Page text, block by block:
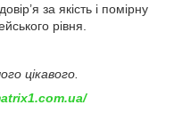
за якість і помірну
рівня.
цікавого.